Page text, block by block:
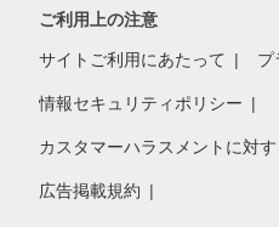
ご利用上の注意
サイトご利用にあたって プ
情報セキュリティポリシー
カスタマーハラスメントに対
広告掲載規約